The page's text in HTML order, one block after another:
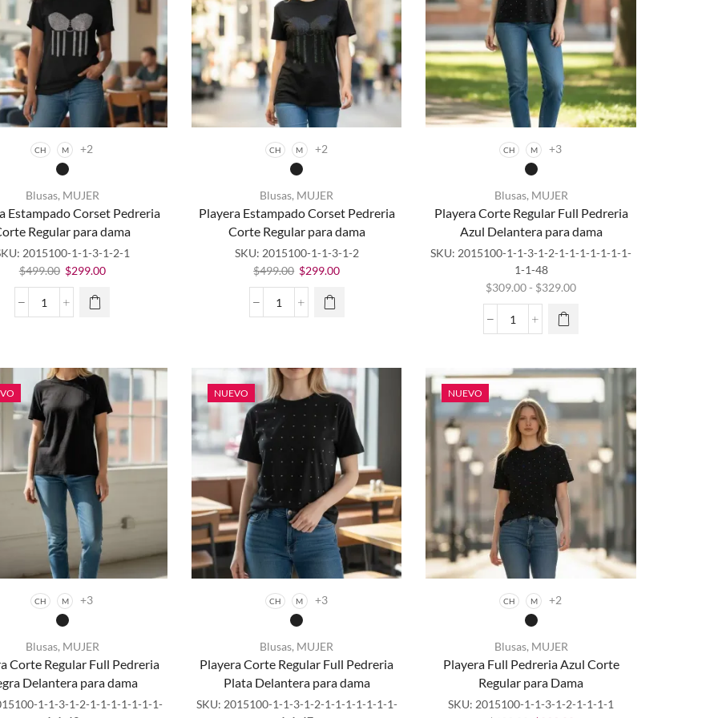
cantidad
CH M +2
Blusas, MUJER
Estampado Corset Pedreria
Regular para dama
2015100-1-1-3-1-2-1
$499.00 El
precio
original
era:
$299.00El
Playera
Corte
Regular
para
dama
cantidad
Este
producto
tiene
múltiples
variantes.
Las
opciones
se
la página
de
producto
CH M +2
Blusas, MUJER
Playera Estampado Corset Pedreria
Corte Regular para dama
SKU: 2015100-1-1-3-1-2
$499.00 El
precio
original
era:
$299.00El
Playera
Corte
Regular
para
dama
Este
producto
tiene
múltiples
variantes.
Las
opciones
se
la página
de
producto
CH M +3
Blusas, MUJER
Playera Corte Regular Full Pedreria
Azul Delantera para dama
SKU:2015100-1-1-3-1-2-1-1-1-1-1-1-1-
1-1-48
$309.00- $329.00Rango
hasta
Playera
Full
Pedreria
Azul
Delantera
para
dama
cantidad
Este
producto
tiene
múltiples
variantes.
Las
opciones
se
elegir en
la página
de
producto
CH M +3
Blusas, MUJER
Corte Regular Full Pedreria
Delantera para dama
1-1-3-1-2-1-1-1-1-1-1-1-
Este
producto
tiene
NUEVO
CH M +3
Blusas, MUJER
Playera Corte Regular Full Pedreria
Plata Delantera para dama
SKU: 2015100-1-1-3-1-2-1-1-1-1-1-1-1-
Este
producto
tiene
NUEVO
CH M +2
Blusas, MUJER
Playera Full Pedreria Azul Corte
Regular para Dama
SKU: 2015100-1-1-3-1-2-1-1-1-1
Este
producto
tiene
múltiples